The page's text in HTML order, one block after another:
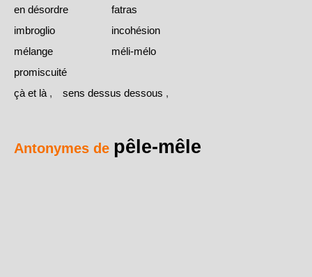
en désordre
fatras
imbroglio
incohésion
mélange
méli-mélo
promiscuité
çà et là , sens dessus dessous ,
Antonymes de pêle-mêle